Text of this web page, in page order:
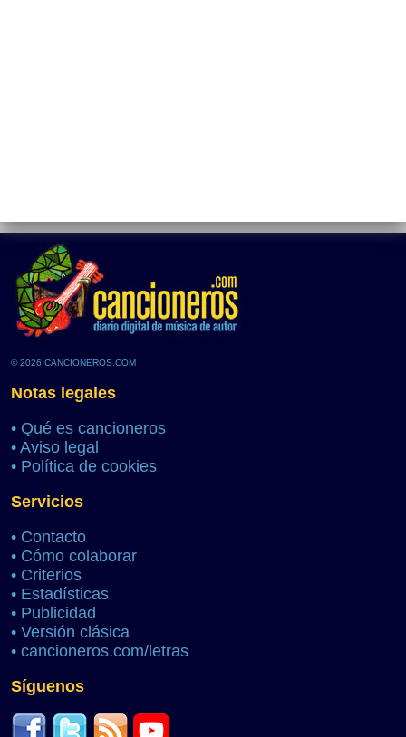
© 2026 CANCIONEROS.COM
Notas legales
• Qué es cancioneros
• Aviso legal
• Política de cookies
Servicios
• Contacto
• Cómo colaborar
• Criterios
• Estadísticas
• Publicidad
• Versión clásica
• cancioneros.com/letras
Síguenos